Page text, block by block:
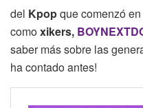
del Kpopque comenzó en
comoxikers,
saber más sobre las
ha contado antes!